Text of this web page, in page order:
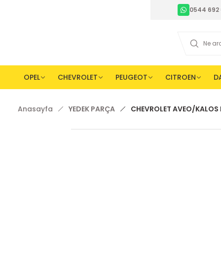
0544 692
OPEL CHEVROLET PEUGEOT CITROEN
Anasayfa YEDEK PARÇA CHEVROLET AVEO/